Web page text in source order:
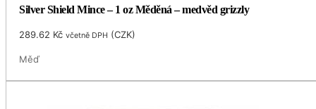
Silver Shield Mince – 1 oz Měděná – medvěd grizzly
289.62 Kč včetně DPH (CZK)
Měď